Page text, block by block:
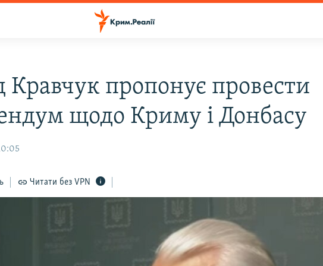
Кравчук пропонує провести
щодо Криму і Донбасу
Читати без VPN